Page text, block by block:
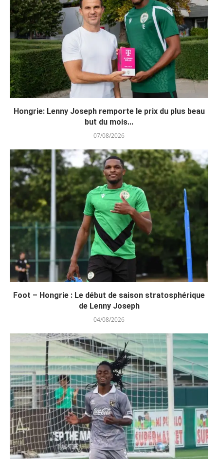
Hongrie: Lenny Joseph remporte le prix du plus beau
but du mois...
07/08/2026
Foot – Hongrie : Le début de saison stratosphérique
de Lenny Joseph
04/08/2026